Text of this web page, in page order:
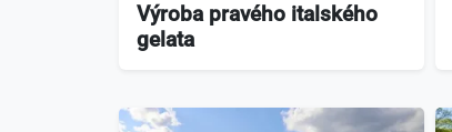
Výroba pravého italského
gelata